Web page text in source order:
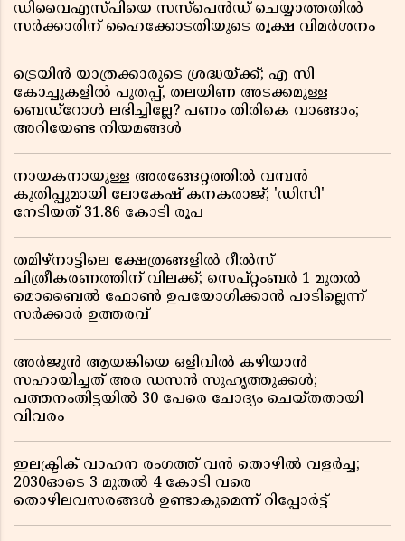
ഡിവൈഎസ്പിയെ സസ്പെൻഡ് ചെയ്യാത്തതിൽ
സർക്കാരിന് ഹൈക്കോടതിയുടെ രൂക്ഷ വിമർശനം
ട്രെയിൻ യാത്രക്കാരുടെ ശ്രദ്ധയ്ക്ക്; എ സി
കോച്ചുകളിൽ പുതപ്പ്, തലയിണ അടക്കമുള്ള
ബെഡ്റോൾ ലഭിച്ചില്ലേ? പണം തിരികെ വാങ്ങാം;
അറിയേണ്ട നിയമങ്ങൾ
നായകനായുള്ള അരങ്ങേറ്റത്തിൽ വമ്പൻ
കുതിപ്പുമായി ലോകേഷ് കനകരാജ്; 'ഡിസി'
നേടിയത് 31.86 കോടി രൂപ
തമിഴ്‌നാട്ടിലെ ക്ഷേത്രങ്ങളിൽ റീൽസ്
ചിത്രീകരണത്തിന് വിലക്ക്; സെപ്റ്റംബർ 1 മുതൽ
മൊബൈൽ ഫോൺ ഉപയോഗിക്കാൻ പാടില്ലെന്ന്
സർക്കാർ ഉത്തരവ്
അർജുൻ ആയങ്കിയെ ഒളിവിൽ കഴിയാൻ
സഹായിച്ചത് അര ഡസൻ സുഹൃത്തുക്കൾ;
പത്തനംതിട്ടയിൽ 30 പേരെ ചോദ്യം ചെയ്തതായി
വിവരം ​​​​​​​
ഇലക്ട്രിക് വാഹന രംഗത്ത് വൻ തൊഴിൽ വളർച്ച;
2030ഓടെ 3 മുതൽ 4 കോടി വരെ
തൊഴിലവസരങ്ങൾ ഉണ്ടാകുമെന്ന് റിപ്പോർട്ട്